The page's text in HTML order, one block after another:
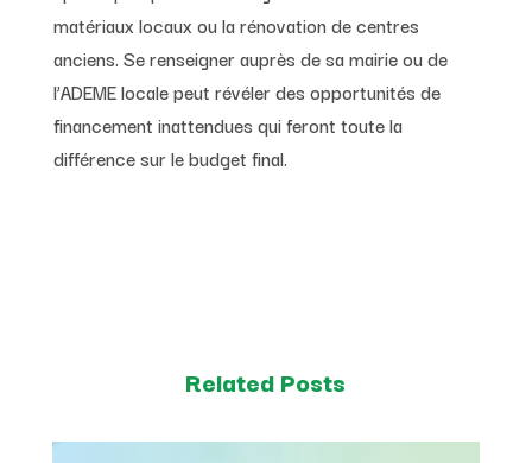
matériaux locaux ou la rénovation de centres
anciens. Se renseigner auprès de sa mairie ou de
l’ADEME locale peut révéler des opportunités de
financement inattendues qui feront toute la
différence sur le budget final.
Related Posts